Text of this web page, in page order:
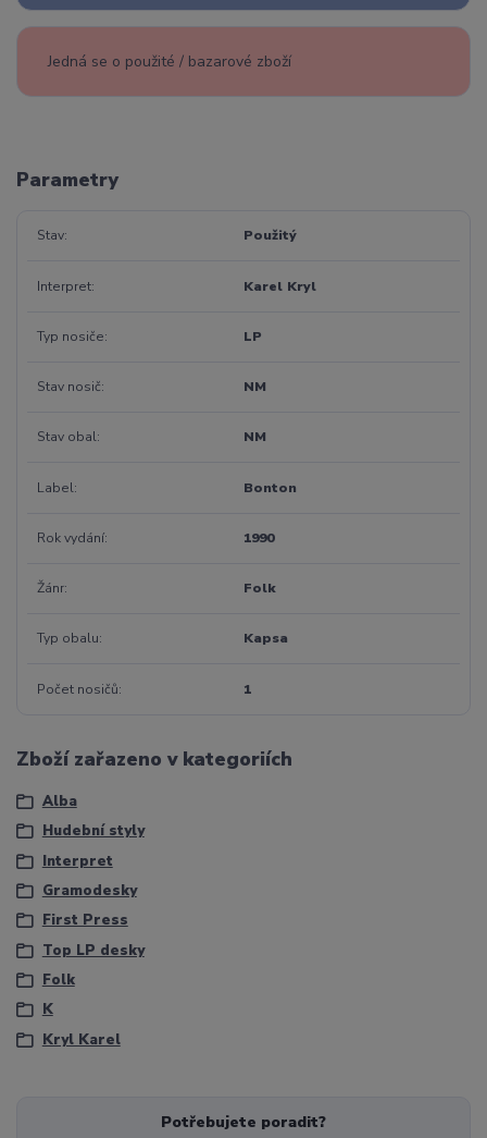
Jedná se o použité / bazarové zboží
Parametry
Stav Použitý
Interpret Karel Kryl
Typ nosiče LP
Stav nosič NM
Stav obal NM
Label Bonton
Rok vydání 1990
Žánr Folk
Typ obalu Kapsa
Počet nosičů 1
Zboží zařazeno v kategoriích
Alba
Hudební styly
Interpret
Gramodesky
First Press
Top LP desky
Folk
K
Kryl Karel
Potřebujete poradit?